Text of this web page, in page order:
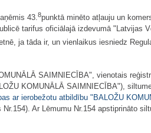
43.8punktā minēto atļauju un
tarifus oficiālajā izdevumā "Latvijas
ja tāda ir, un vienlaikus iesniedz
SAIMNIECĪBA", vienotais
KOMUNĀLĀ SAIMNIECĪBA"),
ar ierobežotu atbildību "BALOŽU
Ar Lēmumu Nr.154 apstiprināto